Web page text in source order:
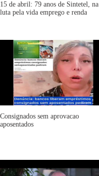
15 de abril: 79 anos de Sintetel, na
luta pela vida emprego e renda
Consignados sem aprovacao
aposentados